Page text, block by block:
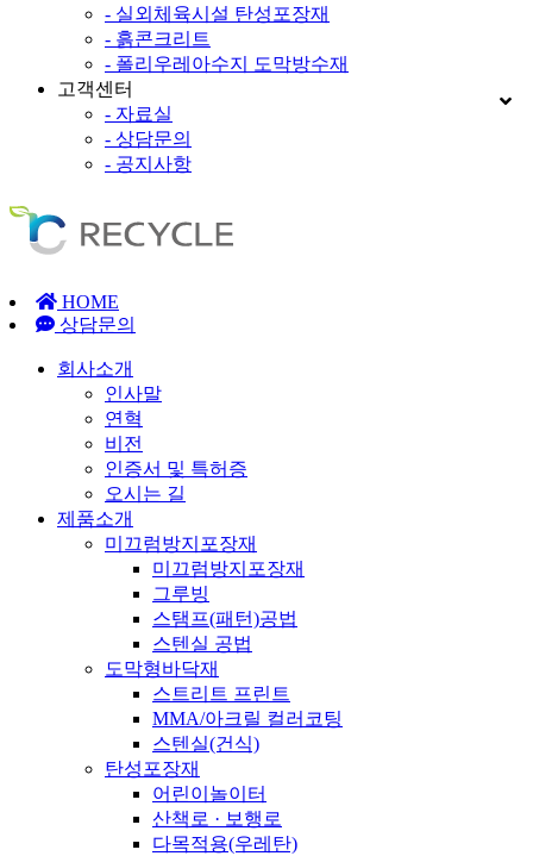
- 실외체육시설 탄성포장재
- 흙콘크리트
- 폴리우레아수지 도막방수재
고객센터
- 자료실
- 상담문의
- 공지사항
HOME
상담문의
회사소개
인사말
연혁
비전
인증서 및 특허증
오시는 길
제품소개
미끄럼방지포장재
미끄럼방지포장재
그루빙
스탬프(패턴)공법
스텐실 공법
도막형바닥재
스트리트 프린트
MMA/아크릴 컬러코팅
스텐실(건식)
탄성포장재
어린이놀이터
산책로 · 보행로
다목적용(우레탄)